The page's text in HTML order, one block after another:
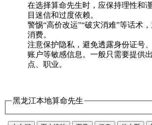
在选择算命先生时，应保持理性和
目迷信和过度依赖。
警惕“高价改运”“破灾消难”等话术
消费。
注意保护隐私，避免透露身份证号
账户等敏感信息。一般只需要提供
点、职业。
黑龙江本地算命先生